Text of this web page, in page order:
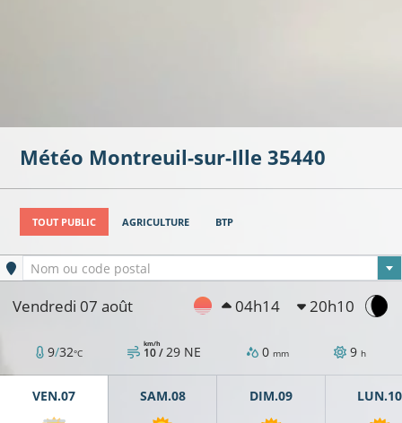
Météo Montreuil-sur-Ille 35440
TOUT PUBLIC AGRICULTURE BTP
Ville sélectionnée
Nom ou code postal
Vendredi 07 août 04h14 20h10
9/32°C 10 /
km/h 29 NE 0 mm 9 h
VEN.07 SAM.08 DIM.09 LUN.10